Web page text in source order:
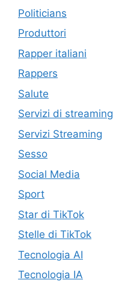
Politicians
Produttori
Rapper italiani
Rappers
Salute
Servizi di streaming
Servizi Streaming
Sesso
Social Media
Sport
Star di TikTok
Stelle di TikTok
Tecnologia AI
Tecnologia IA